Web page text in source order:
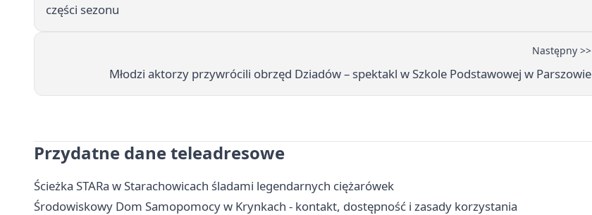
części sezonu
Następny >>
Młodzi aktorzy przywrócili obrzęd Dziadów – spektakl w Szkole Podstawowej w Parszowie
Przydatne dane teleadresowe
Ścieżka STARa w Starachowicach śladami legendarnych ciężarówek
Środowiskowy Dom Samopomocy w Krynkach - kontakt, dostępność i zasady korzystania